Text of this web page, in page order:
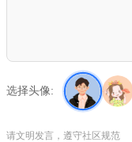
选择头像:
请文明发言，遵守社区规范